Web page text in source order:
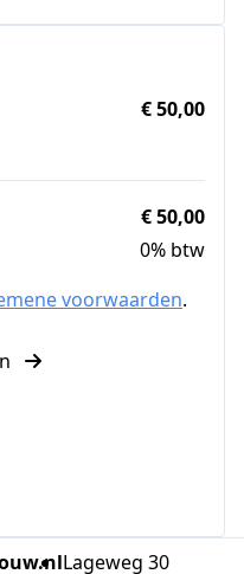
€ 50,00
€ 50,00
0% btw
voorwaarden.
Lageweg 30